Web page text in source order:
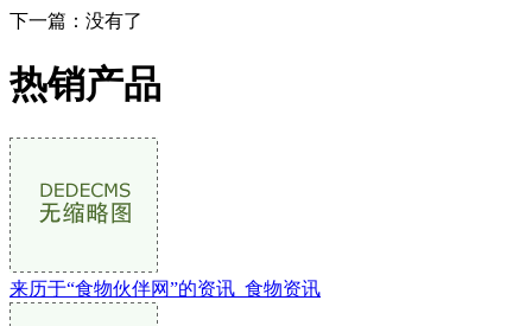
下一篇：没有了
热销产品
来历于“食物伙伴网”的资讯_食物资讯